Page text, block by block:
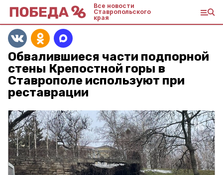
Все новости
Ставропольского
края
Обвалившиеся части подпорной
стены Крепостной горы в
Ставрополе используют при
реставрации